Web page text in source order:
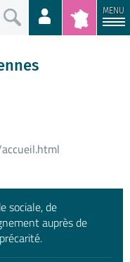
MENU
sociale, de
auprès de